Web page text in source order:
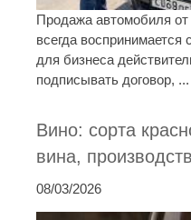
Продажа автомобиля
всегда
для бизнеса
подписывать договор, ...
Вино: сорта
вина,
08/03/2026